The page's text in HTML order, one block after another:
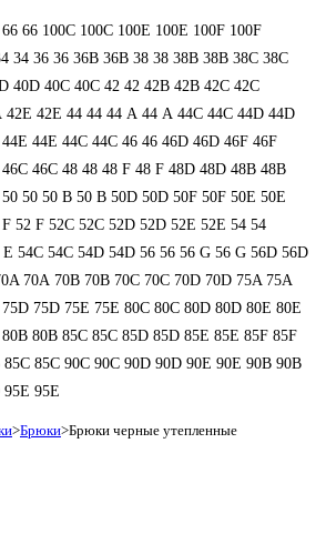
66 66 100C 100C 100E 100E 100F 100F
34 36 36 36B 36B 38 38 38B 38B 38С 38С
40D 40С 40С 42 42 42B 42B 42C 42C
42Е 42Е 44 44 44 А 44 А 44C 44C 44D 44D
44Е 44Е 44С 44С 46 46 46D 46D 46F 46F
46С 46С 48 48 48 F 48 F 48D 48D 48В 48В
50 50 50 B 50 B 50D 50D 50F 50F 50Е 50Е
52 F 52C 52C 52D 52D 52E 52E 54 54
Е 54C 54C 54D 54D 56 56 56 G 56 G 56D 56D
70A 70B 70B 70C 70C 70D 70D 75A 75A
75D 75D 75E 75E 80C 80C 80D 80D 80E 80E
80В 80В 85C 85C 85D 85D 85E 85E 85F 85F
85С 85С 90C 90C 90D 90D 90E 90E 90В 90В
95E 95E
>Брюки>Брюки черные утепленные